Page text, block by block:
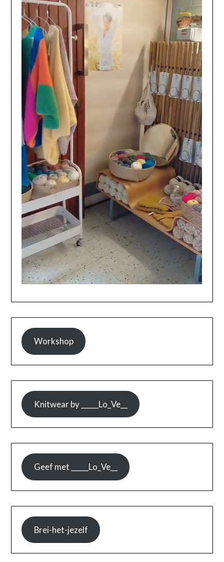
Workshop
Knitwear by _____Lo_Ve__
Geef met _____Lo_Ve__
Brei-het-jezelf